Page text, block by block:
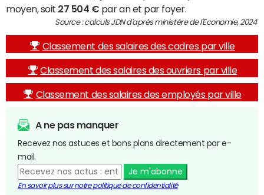
moyen, soit 27 504 € par an et par foyer.
Source : calculs JDN d'après ministère de l'Economie, 2024
Classement des salaires des cadres par ville
Classement des salaires des ouvriers par ville
Classement des salaires des employés par ville
A ne pas manquer
Recevez nos astuces et bons plans directement par e-
mail.
Je m'abonne
En savoir plus sur notre politique de confidentialité